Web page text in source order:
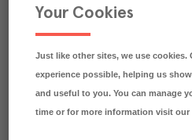
Klimatavtryck
utsläppen av 1.9 kg koldioxid.
Läs mer om hur vi beräknar
Your Cookies
Just like other sites, we use cookies.
experience possible, helping us
and useful to you. You can manage
time or for more information visit our